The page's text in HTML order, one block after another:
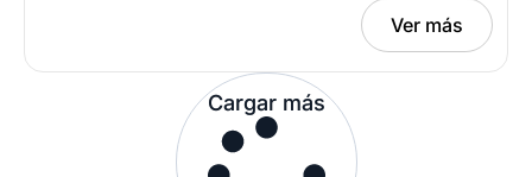
Ver más
Cargar más